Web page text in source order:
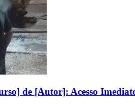
de [Autor]: Acesso